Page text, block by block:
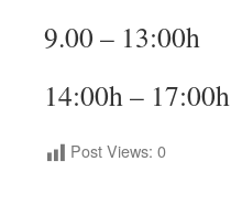
9.00 – 13:00h
14:00h – 17:00h
Post Views: 0